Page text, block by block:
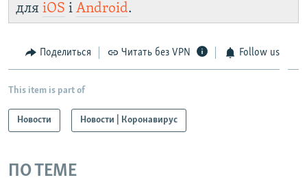
для iOS і Android.
Поделиться Читать без VPN Follow us
This item is part of
Новости Новости | Коронавирус
ПО ТЕМЕ